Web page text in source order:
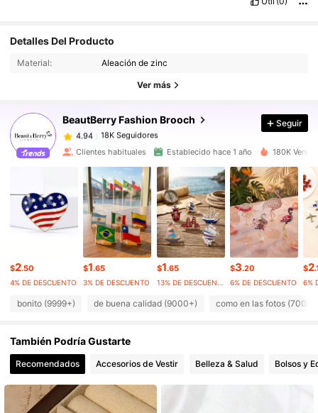
Detalles Del Producto
Material: Aleación de zinc
Ver más
BeautBerry Fashion Brooch
4.94 18K Seguidores
18K Seguidores
18K Seguidores
4.94
18K Seguidores
r***s seguidoHace 11 horas
4.94
18K Seguidores
4.94 18K Seguidores
4.94 18K Seguidores
4.94 18K Seguidores
4.94 18K Seguidores
4.94 18K Seguidores
Seguir
Clientes habituales Establecido hace 1 año 180K
$2.50
4% DE DESCUENTO
$1.65
3% DE DESCUENTO
$1.65
13% DE DESCUENTO
$3.20
6% DE DESCUENTO
$2
6%
bonito (9999+) de buena calidad (9000+) como en las fotos
También Podría Gustarte
Recomendados Accesorios de Vestir Belleza & Salud Bolsos y